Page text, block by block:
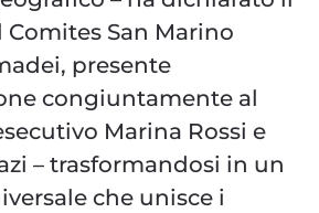
Comites San Marino
presente
congiuntamente al
Marina Rossi e
– trasformandosi in un
che unisce i